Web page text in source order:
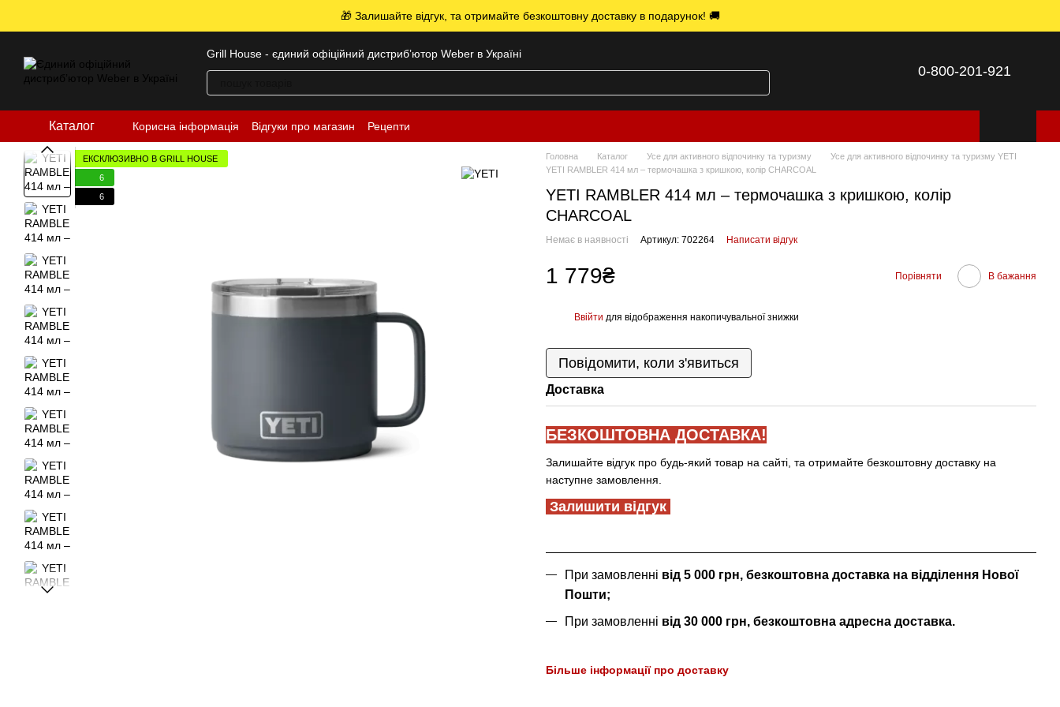
🎁 Залишайте відгук, та отримайте безкоштовну доставку в подарунок! 🚚
Grill House - єдиний офіційний дистрибʼютор Weber в Україні
0-800-201-921
Каталог Корисна інформація Відгуки про магазин Рецепти
ЕКСКЛЮЗИВНО В GRILL HOUSE
6
6
Головна Каталог Усе для активного відпочинку та туризму
Усе для активного відпочинку та туризму YETI
YETI RAMBLER 414 мл – термочашка з кришкою, колір CHARCOAL
YETI RAMBLER 414 мл – термочашка з кришкою, колір
CHARCOAL
Немає в наявності Артикул: 702264 Написати відгук
1 779₴ Порівняти В бажання
Ввійти для відображення накопичувальної знижки
Повідомити, коли з'явиться
Доставка
БЕЗКОШТОВНА ДОСТАВКА!
Залишайте відгук про будь-який товар на сайті, та отримайте безкоштовну доставку на
наступне замовлення.
Залишити відгук
При замовленні від 5 000 грн, безкоштовна доставка на відділення Нової
Пошти;
При замовленні від 30 000 грн, безкоштовна адресна доставка.
Більше інформації про доставку